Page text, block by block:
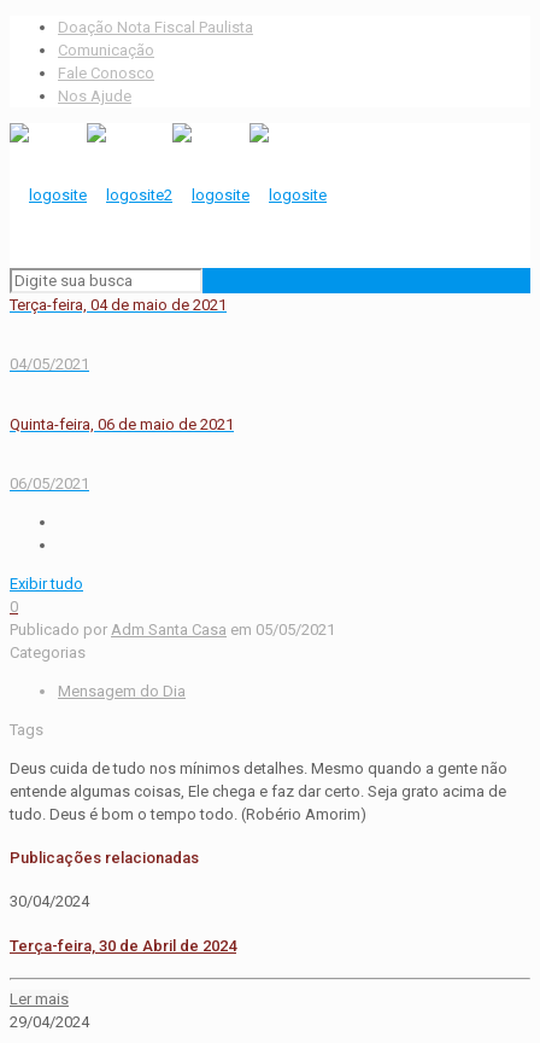
Doação Nota Fiscal Paulista
Comunicação
Fale Conosco
Nos Ajude
Terça-feira, 04 de maio de 2021
04/05/2021
Quinta-feira, 06 de maio de 2021
06/05/2021
Exibir tudo
0
Publicado por Adm Santa Casa em 05/05/2021
Categorias
Mensagem do Dia
Tags
Deus cuida de tudo nos mínimos detalhes. Mesmo quando a gente não
entende algumas coisas, Ele chega e faz dar certo. Seja grato acima de
tudo. Deus é bom o tempo todo. (Robério Amorim)
Publicações relacionadas
30/04/2024
Terça-feira, 30 de Abril de 2024
Ler mais
29/04/2024